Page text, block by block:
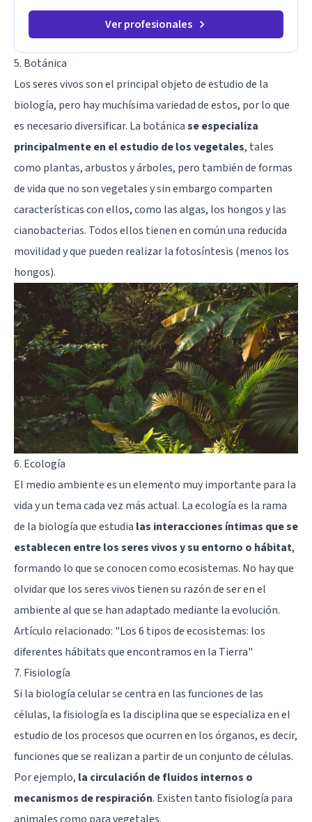
Ver profesionales
5. Botánica
Los seres vivos son el principal objeto de estudio de la
biología, pero hay muchísima variedad de estos, por lo que
es necesario diversificar. La botánicase especializa
principalmente en el estudio de los vegetales, tales
como plantas, arbustos y árboles, pero también de formas
de vida que no son vegetales y sin embargo comparten
características con ellos, como las algas, los hongos y las
cianobacterias. Todos ellos tienen en común una reducida
movilidad y que pueden realizar la fotosíntesis (menos los
hongos).
6. Ecología
El medio ambiente es un elemento muy importante para la
vida y un tema cada vez más actual. La ecología es la rama
de la biología que estudia las interacciones íntimas que se
establecen entre los seres vivos y su entorno o hábitat,
formando lo que se conocen como ecosistemas. No hay que
olvidar que los seres vivos tienen su razón de ser en el
ambiente al que se han adaptado mediante la evolución.
Artículo relacionado: "Los 6 tipos de ecosistemas: los
diferentes hábitats que encontramos en la Tierra"
7. Fisiología
Si la biología celular se centra en las funciones de las
células, la fisiología es la disciplina que se especializa en el
estudio de los procesos que ocurren en los órganos, es decir,
funciones que se realizan a partir de un conjunto de células.
Por ejemplo, la circulación de fluidos internos o
mecanismos de respiración. Existen tanto fisiología para
animales como para vegetales.